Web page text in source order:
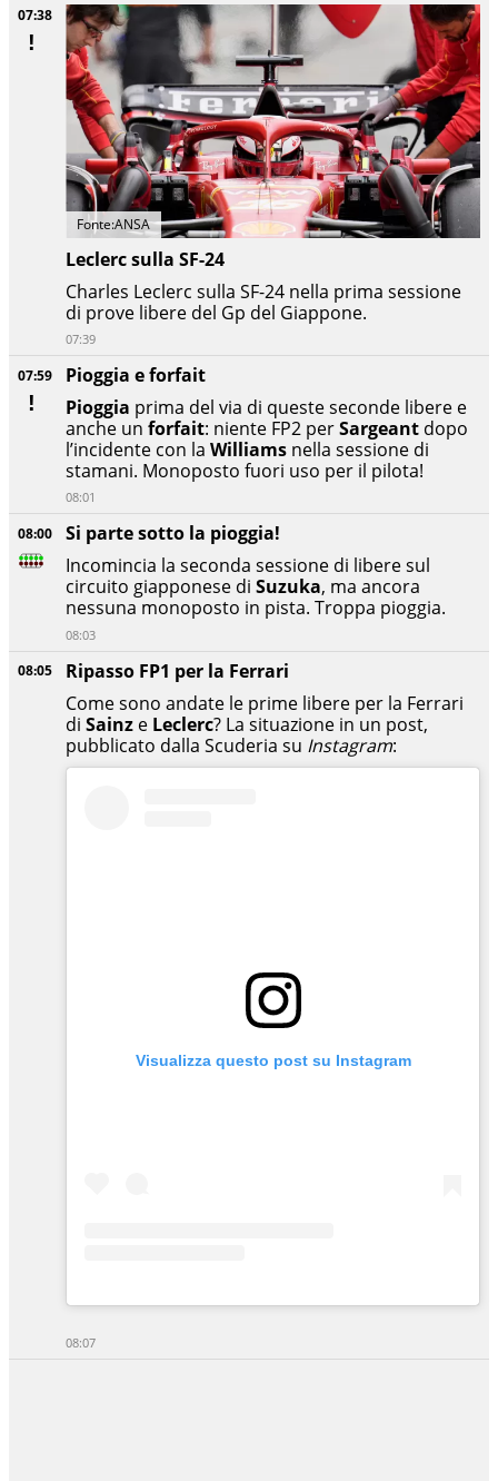
08:05
Ripasso FP1 per la Ferrari
Come sono andate le prime libere per la Ferrari
di Sainz e Leclerc? La situazione in un post,
pubblicato dalla Scuderia su Instagram:
Visualizza questo post su Instagram
08:07
08:00
Si parte sotto la pioggia!
Incomincia la seconda sessione di libere sul
circuito giapponese di Suzuka, ma ancora
nessuna monoposto in pista. Troppa pioggia.
08:03
07:59
Pioggia e forfait
Pioggia prima del via di queste seconde libere e
anche un forfait: niente FP2 perSargeant dopo
l’incidente con la Williams nella sessione di
stamani. Monoposto fuori uso per il pilota!
08:01
07:38
Fonte:ANSA
Leclerc sulla SF-24
Charles Leclerc sulla SF-24 nella prima sessione
di prove libere del Gp del Giappone.
07:39